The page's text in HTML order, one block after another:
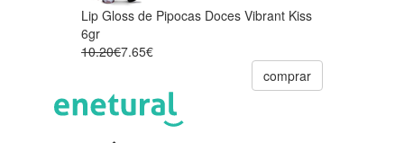
Lip Gloss de Pipocas Doces Vibrant Kiss
6gr
10.20€7.65€
comprar